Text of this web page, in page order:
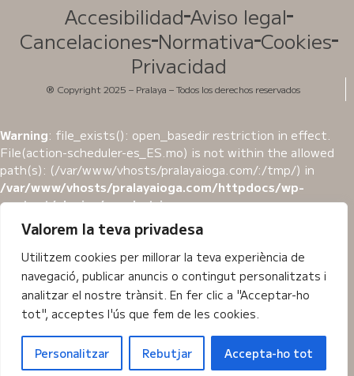
Valorem la teva privadesa
Utilitzem cookies per millorar la teva experiència de
navegació, publicar anuncis o contingut personalitzats i
analitzar el nostre trànsit. En fer clic a "Acceptar-ho
tot", acceptes l'ús que fem de les cookies.
Personalitzar Rebutjar Accepta-ho tot
Accesibilidad Aviso legal
Cancelaciones Normativa Cookies
Privacidad
® Copyright 2025 – Pralaya – Todos los derechos reservados
Warning: file_exists(): open_basedir restriction in effect.
File(action-scheduler-es_ES.mo) is not within the allowed
path(s): (/var/www/vhosts/pralayaioga.com/:/tmp/) in
/var/www/vhosts/pralayaioga.com/httpdocs/wp-
content/plugins/wpml-string-
translation/classes/MO/Hooks/LoadTranslationFile.php
on line82
Warning: file_exists(): open_basedir restriction in effect.
File(action-scheduler-es_ES.l10n.php) is not within the
allowed path(s): (/var/www/vhosts/pralayaioga.com/:/tmp/)
/var/www/vhosts/pralayaioga.com/httpdocs/wp-
translation/classes/MO/Hooks/LoadTranslationFile.php